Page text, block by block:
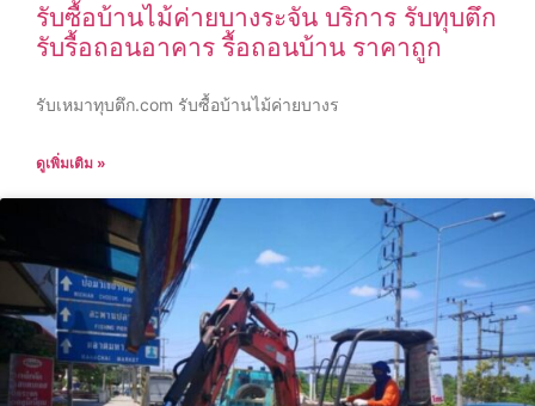
รับซื้อบ้านไม้ค่ายบางระจัน บริการ รับทุบตึก
รับรื้อถอนอาคาร รื้อถอนบ้าน ราคาถูก
รับเหมาทุบตึก.com รับซื้อบ้านไม้ค่ายบางร
ดูเพิ่มเติม »